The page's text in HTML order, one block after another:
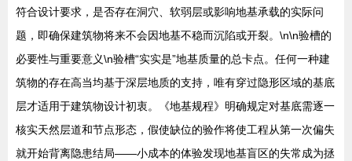
符合设计要求，是否存在洞穴、软弱层或影响地基承载的实际问
题，即确保建筑物将来不会因地基不稳而沉陷或开裂。\n\n验槽的
必要性与重要意义\n验槽“实实是”地基质量的总卡点。任何一种建
筑物的存在高当均基于深层地质的支持，唯有穿过隐形区域的基底
层才适用于建筑物设计初衷。《地基规程》明确规定对基底需逐一
核实天然层道和节点形态，假使缺位的验作将使工程从第一次偏失
就开始背离隐患结局——小成本的体验发现地基盲区的失常成为拯